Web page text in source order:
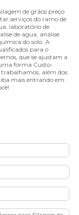
de grãos preço
serviços do ramo de
laboratório de
de agua, análise
do solo. A
para o
que se ajustam a
forma Custo-
além dos
mais entrando em